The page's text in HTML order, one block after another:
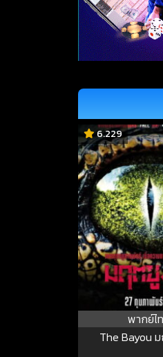
6.229
พากย์ไ
The Bayou